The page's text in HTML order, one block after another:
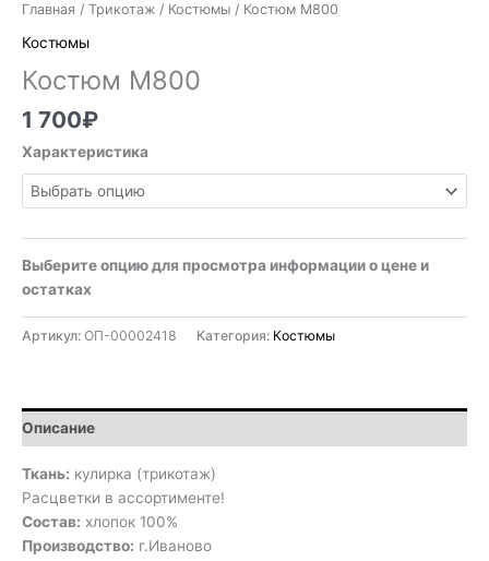
Главная / Трикотаж / Костюмы / Костюм М800
Костюмы
Костюм М800
1 700₽
Характеристика
Выберите опцию для просмотра информации о цене и
остатках
Артикул: ОП-00002418 Категория: Костюмы
Описание
Ткань: кулирка (трикотаж)
Расцветки в ассортименте!
Состав: хлопок 100%
Производство: г.Иваново